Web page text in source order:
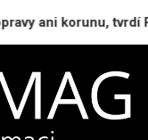
tvrdí Půta